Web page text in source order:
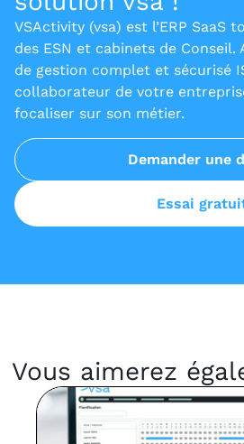
VSActivity (vsa) est l’ERP SaaS
des ESN et cabinets de Conseil.
de gestion complet et sécurisé
collaborateur de votre
focaliser sur son métier.
Demander une
Essai
Vous aimerez